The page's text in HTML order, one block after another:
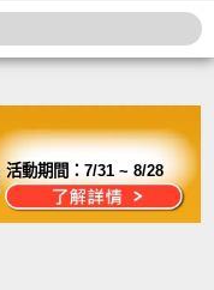
活動期間：7/31 ~ 8/28